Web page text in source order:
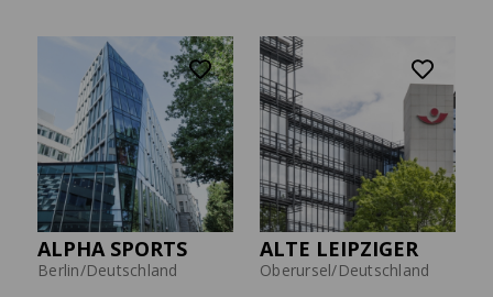
TC-CONFERENCE
Der höhenfixe
Konferenztisch.
REGAL LES COULEURS®
LE CORBUSIER
Das Design-Regal nach
Solutions
Presse
ALPHA SPORTS
Berlin/Deutschland
ALTE LEIPZIGER
Oberursel/Deutschland